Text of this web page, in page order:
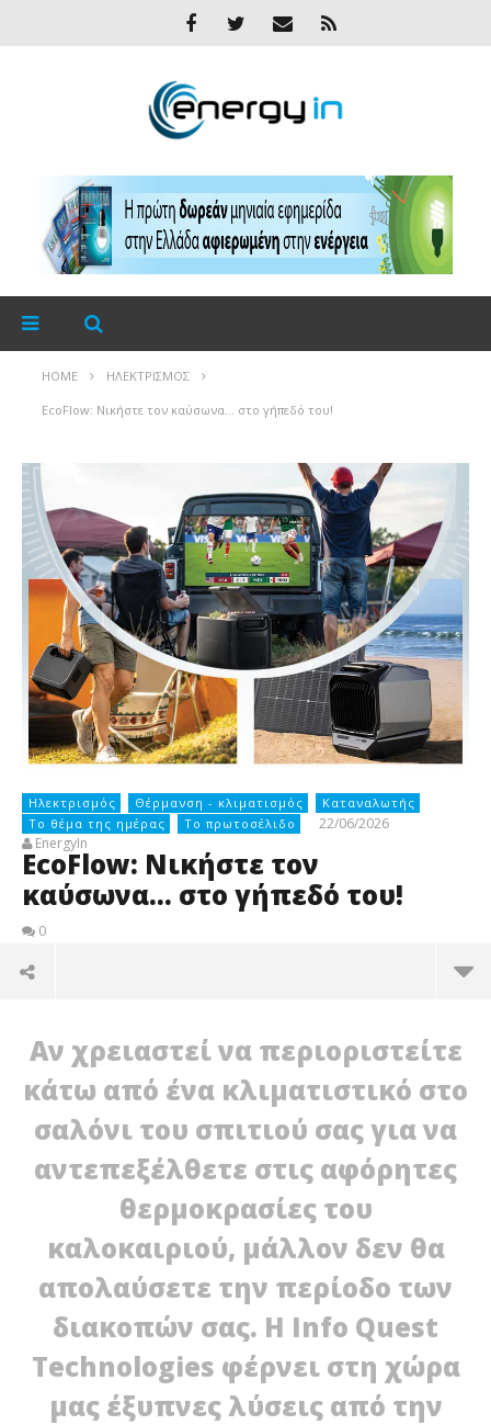
HOME ΗΛΕΚΤΡΙΣΜΌΣ
EcoFlow: Νικήστε τον καύσωνα… στο γήπεδό του!
Ηλεκτρισμός Θέρμανση - κλιματισμός
Καταναλωτής
Το θέμα της ημέρας
Το πρωτοσέλιδο
22/06/2026
EnergyIn
EcoFlow: Νικήστε τον
καύσωνα… στο γήπεδό του!
0
NOW VIEWING
EcoFlow: Νικήστε τον καύσωνα… στο γήπεδό του!
22/06/2026
Αν χρειαστεί να περιοριστείτε
κάτω από ένα κλιματιστικό στο
σαλόνι του σπιτιού σας για να
αντεπεξέλθετε στις αφόρητες
θερμοκρασίες του
καλοκαιριού, μάλλον δεν θα
απολαύσετε την περίοδο των
διακοπών σας. Η Info Quest
Technologies φέρνει στη χώρα
μας έξυπνες λύσεις από την